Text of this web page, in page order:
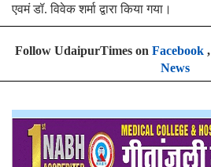
एवमं डॉ. विवेक शर्मा द्वारा किया गया।
Follow UdaipurTimes on Facebook,
News